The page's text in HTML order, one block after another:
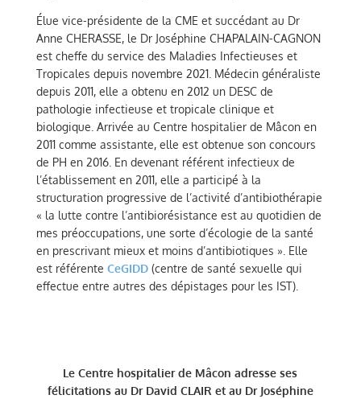
Élue vice-présidente de la CME et succédant au Dr
Anne CHERASSE, le Dr Joséphine CHAPALAIN-CAGNON
est cheffe du service des Maladies Infectieuses et
Tropicales depuis novembre 2021. Médecin généraliste
depuis 2011, elle a obtenu en 2012 un DESC de
pathologie infectieuse et tropicale clinique et
biologique. Arrivée au Centre hospitalier de Mâcon en
2011 comme assistante, elle est obtenue son concours
de PH en 2016. En devenant référent infectieux de
l’établissement en 2011, elle a participé à la
structuration progressive de l’activité d’antibiothérapie
« la lutte contre l’antibiorésistance est au quotidien de
mes préoccupations, une sorte d’écologie de la santé
en prescrivant mieux et moins d’antibiotiques ». Elle
est référente CeGIDD(centre de santé sexuelle qui
effectue entre autres des dépistages pour les IST).
Le Centre hospitalier de Mâcon adresse ses
félicitations au Dr David CLAIR et au Dr Joséphine